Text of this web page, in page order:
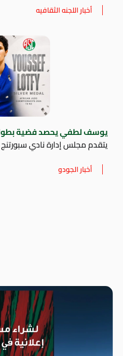
أخبار اللجنه الثقافيه
يوسف لطفي يحصد فضية
يتقدم مجلس إدارة نادي سبورتنج
أخبار الجودو